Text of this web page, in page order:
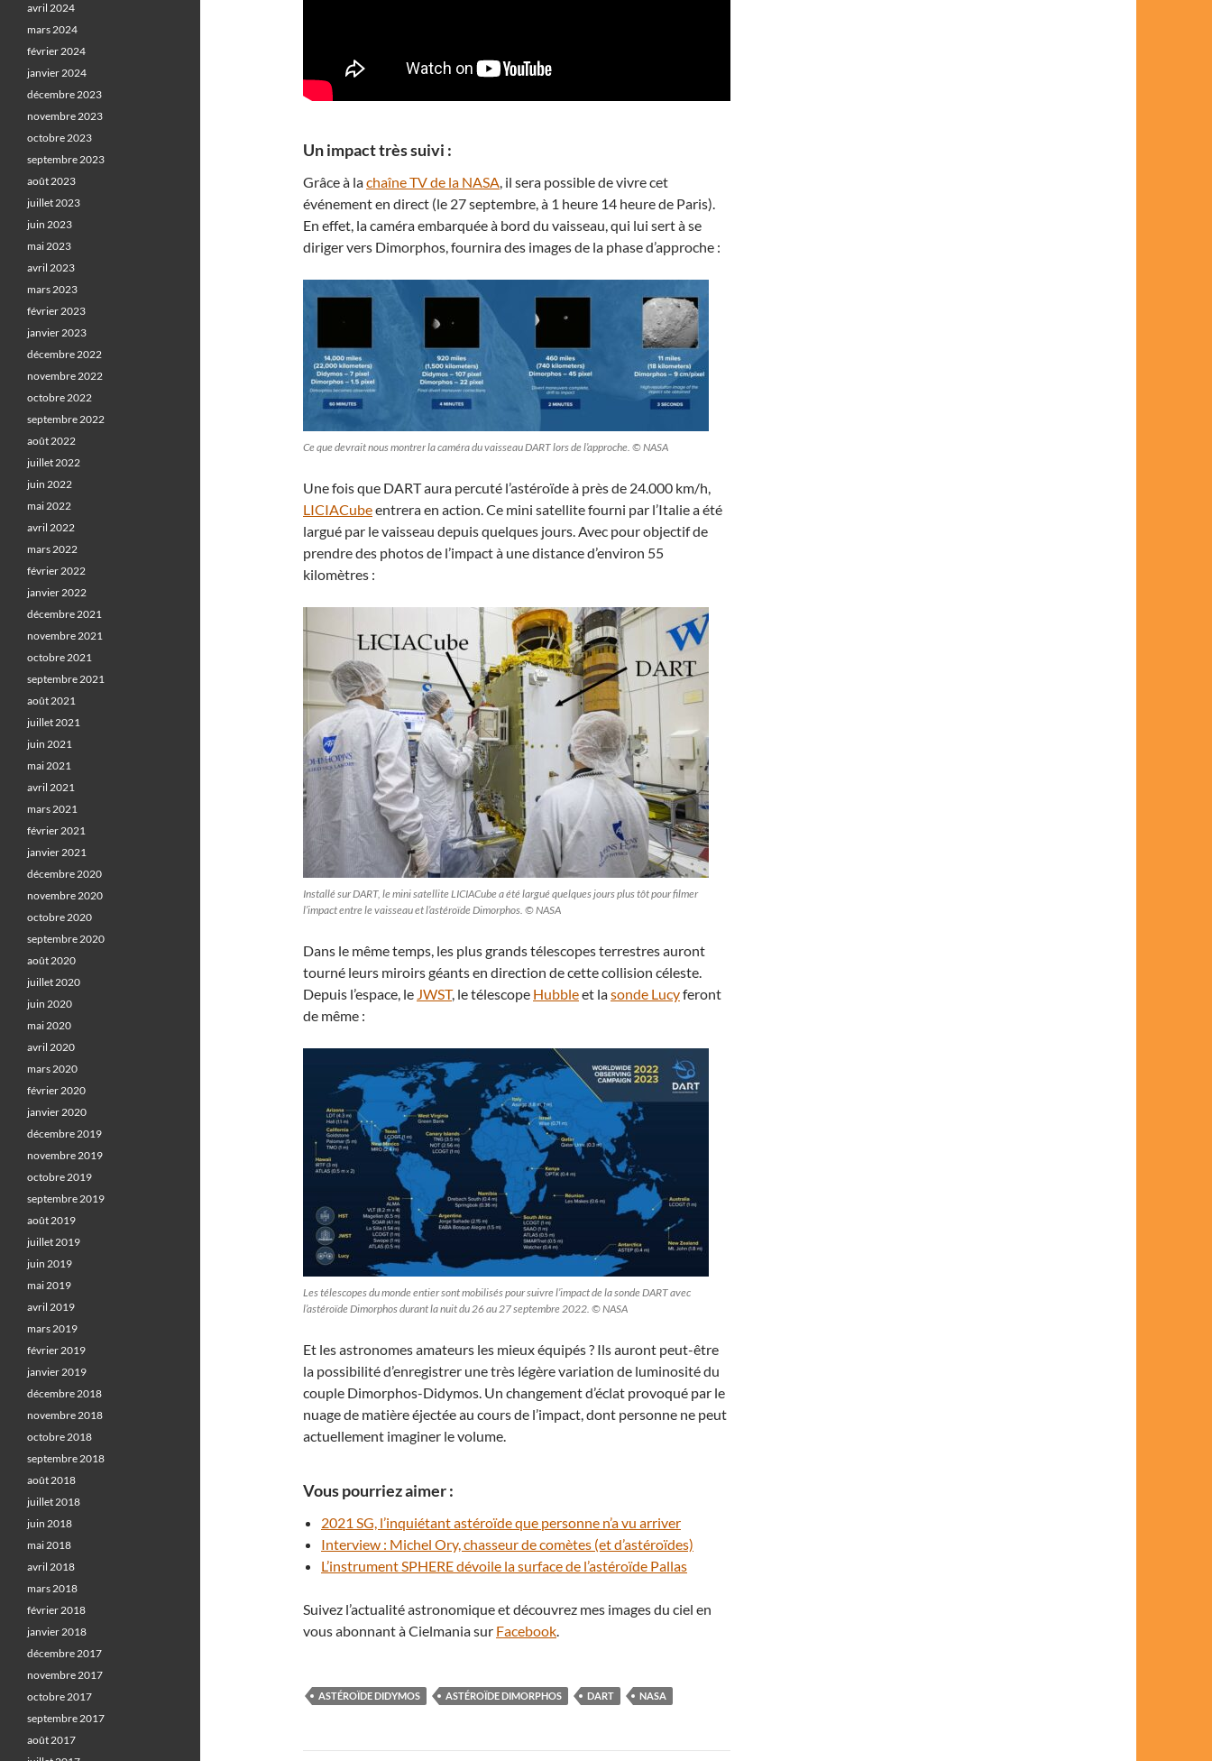
Un impact très suivi :
Grâce à lachaîne TV de la NASA, il sera possible de vivre cet
événement en direct (le 27 septembre, à 1 heure 14 heure de Paris).
En effet, la caméra embarquée à bord du vaisseau, qui lui sert à se
diriger vers Dimorphos, fournira des images de la phase d’approche :
Ce que devrait nous montrer la caméra du vaisseau DART lors de l’approche. © NASA
Une fois que DART aura percuté l’astéroïde à près de 24.000 km/h,
LICIACubeentrera en action. Ce mini satellite fourni par l’Italie a été
largué par le vaisseau depuis quelques jours. Avec pour objectif de
prendre des photos de l’impact à une distance d’environ 55
kilomètres :
Installé sur DART, le mini satellite LICIACube a été largué quelques jours plus tôt pour filmer
l’impact entre le vaisseau et l’astéroïde Dimorphos. © NASA
Dans le même temps, les plus grands télescopes terrestres auront
tourné leurs miroirs géants en direction de cette collision céleste.
Depuis l’espace, le JWST, le télescope Hubbleet lasonde Lucyferont
de même :
Les télescopes du monde entier sont mobilisés pour suivre l’impact de la sonde DART avec
l’astéroïde Dimorphos durant la nuit du 26 au 27 septembre 2022. © NASA
Et les astronomes amateurs les mieux équipés ? Ils auront peut-être
la possibilité d’enregistrer une très légère variation de luminosité du
couple Dimorphos-Didymos. Un changement d’éclat provoqué par le
nuage de matière éjectée au cours de l’impact, dont personne ne peut
actuellement imaginer le volume.
Vous pourriez aimer :
2021 SG, l’inquiétant astéroïde que personne n’a vu arriver
Interview : Michel Ory, chasseur de comètes (et d’astéroïdes)
L’instrument SPHERE dévoile la surface de l’astéroïde Pallas
Suivez l’actualité astronomique et découvrez mes images du ciel en
vous abonnant à Cielmania sur Facebook.
ASTÉROÏDE DIDYMOS ASTÉROÏDE DIMORPHOS DART NASA
avril 2024
mars 2024
février 2024
janvier 2024
décembre 2023
novembre 2023
octobre 2023
septembre 2023
août 2023
juillet 2023
juin 2023
mai 2023
avril 2023
mars 2023
février 2023
janvier 2023
décembre 2022
novembre 2022
octobre 2022
septembre 2022
août 2022
juillet 2022
juin 2022
mai 2022
avril 2022
mars 2022
février 2022
janvier 2022
décembre 2021
novembre 2021
octobre 2021
septembre 2021
août 2021
juillet 2021
juin 2021
mai 2021
avril 2021
mars 2021
février 2021
janvier 2021
décembre 2020
novembre 2020
octobre 2020
septembre 2020
août 2020
juillet 2020
juin 2020
mai 2020
avril 2020
mars 2020
février 2020
janvier 2020
décembre 2019
novembre 2019
octobre 2019
septembre 2019
août 2019
juillet 2019
juin 2019
mai 2019
avril 2019
mars 2019
février 2019
janvier 2019
décembre 2018
novembre 2018
octobre 2018
septembre 2018
août 2018
juillet 2018
juin 2018
mai 2018
avril 2018
mars 2018
février 2018
janvier 2018
décembre 2017
novembre 2017
octobre 2017
septembre 2017
août 2017